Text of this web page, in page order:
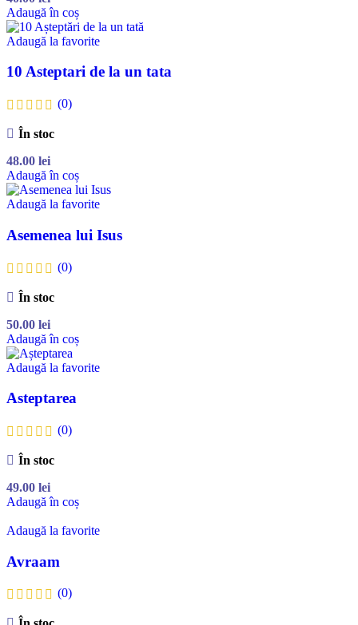
Adaugă în coș
Adaugă la favorite
10 Asteptari de la un tata
(0)
În stoc
48.00 lei
Adaugă în coș
Adaugă la favorite
Asemenea lui Isus
(0)
În stoc
50.00 lei
Adaugă în coș
Adaugă la favorite
Asteptarea
(0)
În stoc
49.00 lei
Adaugă în coș
Adaugă la favorite
Avraam
(0)